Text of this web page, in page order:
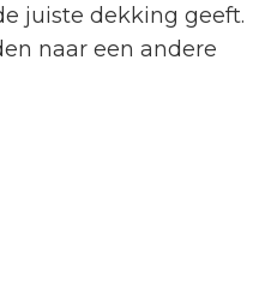
juiste dekking geeft.
naar een andere